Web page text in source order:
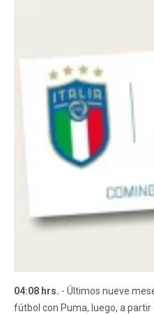
04:08 hrs. - Últimos nueve
fútbol con Puma, luego, a partir